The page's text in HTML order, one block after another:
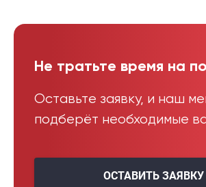
Не тратьте время на
Оставьте заявку, и наш
подберёт необходимые
ОСТАВИТЬ ЗАЯВКУ